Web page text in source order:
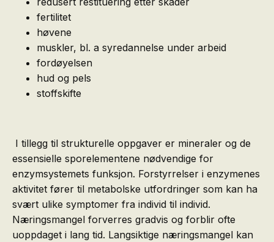
fertilitet
høvene
muskler, bl. a syredannelse under arbeid
fordøyelsen
hud og pels
stoffskifte
I tillegg til strukturelle oppgaver er mineraler og de
essensielle sporelementene nødvendige for
enzymsystemets funksjon. Forstyrrelser i enzymenes
aktivitet fører til metabolske utfordringer som kan ha
svært ulike symptomer fra individ til individ.
Næringsmangel forverres gradvis og forblir ofte
uoppdaget i lang tid. Langsiktige næringsmangel kan